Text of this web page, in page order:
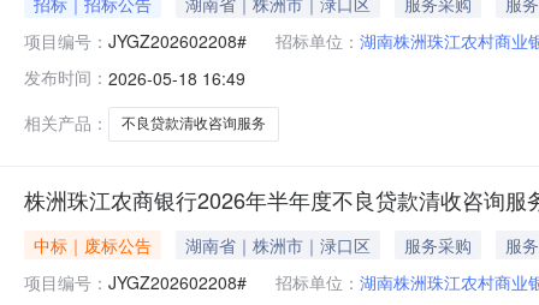
项目编号： JYGZ202602208# 招标单位： 湖南株洲珠江农村商业
发布时间： 2026-05-18 16:49
相关产品：
不良贷款清收咨询服务
株洲珠江农商银行2026年半年度不良贷款清收咨询服
中标｜废标公告 湖南省｜株洲市｜渌口区 服务采购
服务
项目编号： JYGZ202602208# 招标单位： 湖南株洲珠江农村商业